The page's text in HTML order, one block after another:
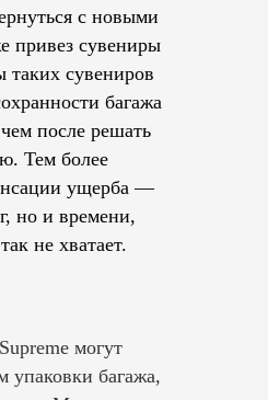
с новыми
привез сувениры
таких сувениров
багажа
после решать
Тем более
ущерба —
но и времени,
не хватает.
могут
упаковки багажа,